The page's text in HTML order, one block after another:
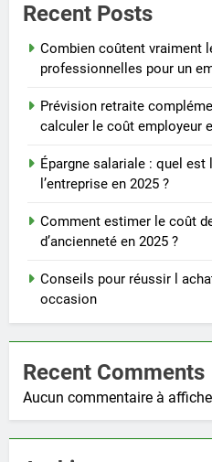
Recent Posts
Combien coûtent vraiment
professionnelles pour un
Prévision retraite
calculer le coût employeur
Épargne salariale : quel est
l’entreprise en 2025 ?
Comment estimer le coût
d’ancienneté en 2025 ?
Conseils pour réussir l
occasion
Recent Comments
Aucun commentaire à